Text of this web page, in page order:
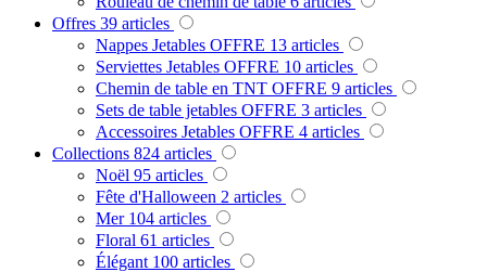
Offres 39 articles
Nappes Jetables OFFRE 13 articles
Serviettes Jetables OFFRE 10 articles
Chemin de table en TNT OFFRE 9 articles
Sets de table jetables OFFRE 3 articles
Accessoires Jetables OFFRE 4 articles
Collections 824 articles
Noël 95 articles
Fête d'Halloween 2 articles
Mer 104 articles
Floral 61 articles
Élégant 100 articles